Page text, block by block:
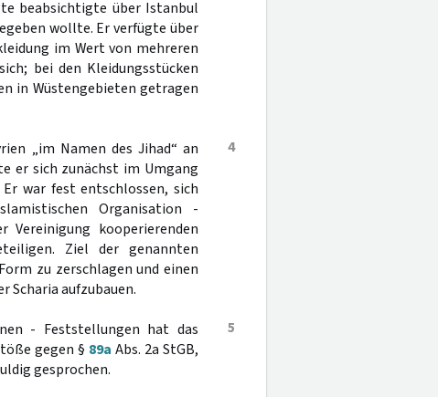
beabsichtigte über Istanbul
wollte. Er verfügte über
im Wert von mehreren
bei den Kleidungsstücken
in Wüstengebieten getragen
4
„im Namen des Jihad“ an
er sich zunächst im Umgang
war fest entschlossen, sich
Organisation -
kooperierenden
Ziel der genannten
zu zerschlagen und einen
Scharia aufzubauen.
5
- Feststellungen hat das
gegen § 89a Abs. 2a StGB,
gesprochen.